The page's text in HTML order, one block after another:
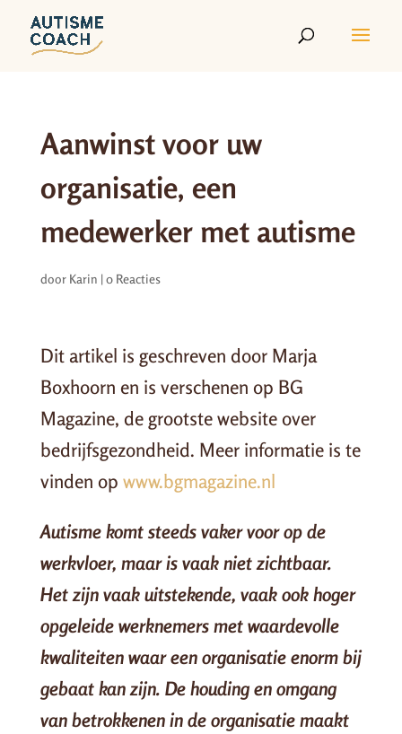
Aanwinst voor uw
organisatie, een
medewerker met autisme
door Karin |0 Reacties
Dit artikel is geschreven door Marja
Boxhoorn en is verschenen op BG
Magazine, de grootste website over
bedrijfsgezondheid. Meer informatie is te
vinden op www.bgmagazine.nl
Autisme komt steeds vaker voor op de
werkvloer, maar is vaak niet zichtbaar.
Het zijn vaak uitstekende, vaak ook hoger
opgeleide werknemers met waardevolle
kwaliteiten waar een organisatie enorm bij
gebaat kan zijn. De houding en omgang
van betrokkenen in de organisatie maakt